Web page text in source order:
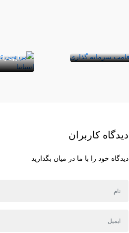
اروپا
دیدگاه کاربران
دیدگاه خود را با ما در میان بگذارید